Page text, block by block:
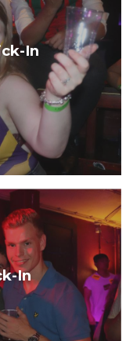
In
In